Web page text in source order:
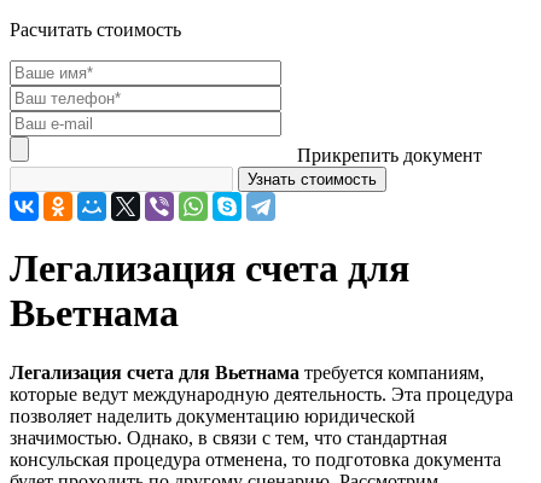
Расчитать стоимость
Прикрепить документ
Легализация счета для
Вьетнама
Легализация счета для Вьетнама требуется компаниям,
которые ведут международную деятельность. Эта процедура
позволяет наделить документацию юридической
значимостью. Однако, в связи с тем, что стандартная
консульская процедура отменена, то подготовка документа